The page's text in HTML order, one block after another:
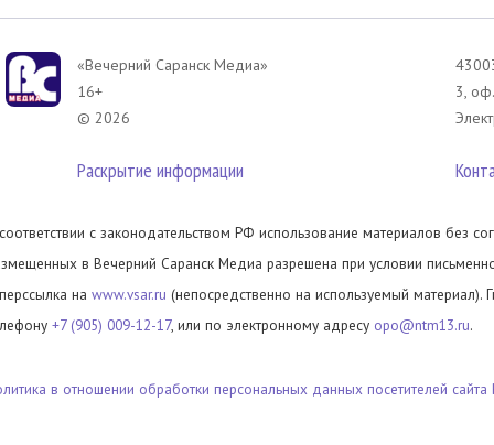
«Вечерний Саранск Mедиа»
16+
© 2026
Раскрытие информации
3,
с законодательством РФ использование материалов без
в Вечерний Саранск Медиа разрешена при условии
на www.vsar.ru (непосредственно на используемый материал).
+7 (905) 009-12-17, или по электронному адресу opo@ntm13.ru.
в отношении обработки персональных данных посетителей